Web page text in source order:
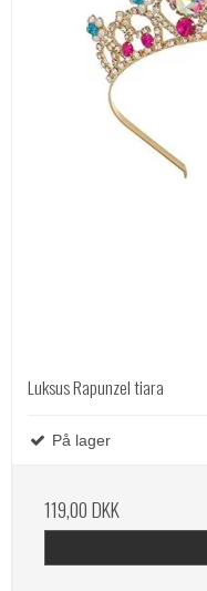
Luksus Rapunzel tiara
På lager
119,00 DKK